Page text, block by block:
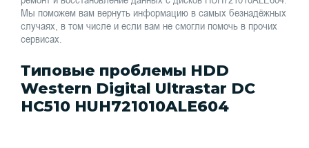
Мы поможем вам вернуть информацию в самых безнадёжных
случаях, в том числе и если вам не смогли помочь в прочих
сервисах.
Типовые проблемы HDD
Western Digital Ultrastar DC
HC510 HUH721010ALE604